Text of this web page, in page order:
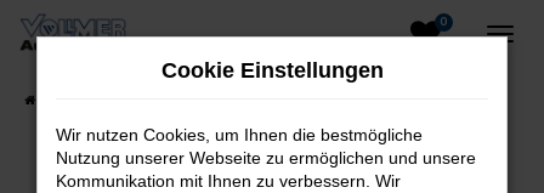
Zum
0
Cookie Einstellungen
Wir nutzen Cookies, um Ihnen die bestmögliche
Nutzung unserer Webseite zu ermöglichen und unsere
Kommunikation mit Ihnen zu verbessern. Wir